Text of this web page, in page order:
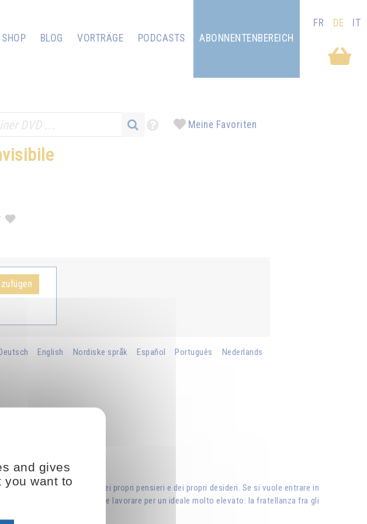
SHOP BLOG VORTRÄGE PODCASTS ABONNENTENBEREICH
FR DE IT
Meine Favoriten
English Nordiske språk Español Português Nederlands
stato di coscienza dei propri pensieri e dei propri desideri. Se si vuole entrare in
la coscienza e inoltre lavorare per un ideale molto elevato: la fratellanza fra gli
and gives
you want to